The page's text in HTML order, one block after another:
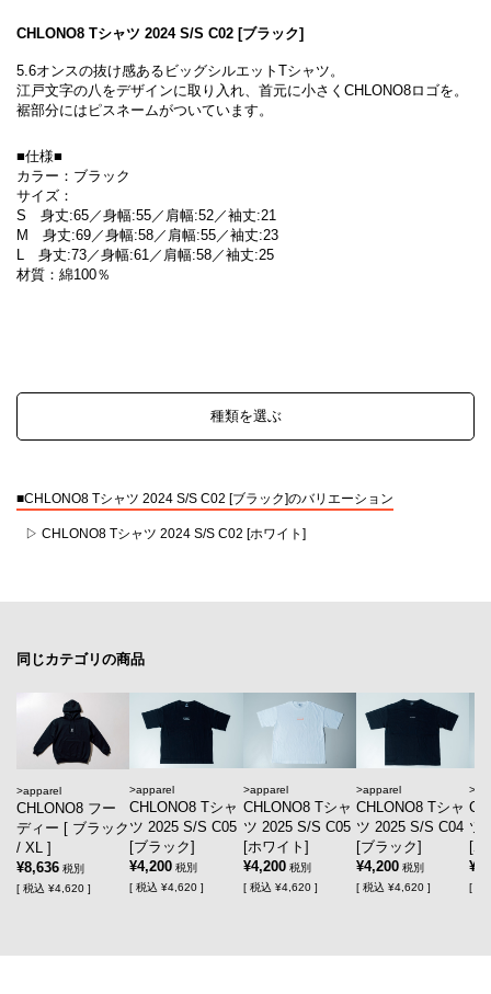
CHLONO8 Tシャツ 2024 S/S C02 [ブラック]
5.6オンスの抜け感あるビッグシルエットTシャツ。
江戸文字の八をデザインに取り入れ、首元に小さくCHLONO8ロゴを。
裾部分にはピスネームがついています。
■仕様■
カラー：ブラック
サイズ：
S 身丈:65／身幅:55／肩幅:52／袖丈:21
M 身丈:69／身幅:58／肩幅:55／袖丈:23
L 身丈:73／身幅:61／肩幅:58／袖丈:25
材質：綿100％
種類を選ぶ
■CHLONO8 Tシャツ 2024 S/S C02 [ブラック]のバリエーション
CHLONO8 Tシャツ 2024 S/S C02 [ホワイト]
同じカテゴリの商品
apparel
CHLONO8 フー
ディー [ ブラック
/ XL ]
¥8,636 税別
[ 税込 ¥4,620 ]
apparel
CHLONO8 Tシャ
ツ 2025 S/S C05
[ブラック]
¥4,200 税別
[税込 ¥4,620 ]
apparel
CHLONO8 Tシャ
ツ 2025 S/S C05
[ホワイト]
¥4,200 税別
[ 税込 ¥4,620 ]
apparel
CHLONO8 Tシャ
ツ 2025 S/S C04
[ブラック]
¥4,200 税別
[ 税込 ¥4,620 ]
ツ
[
[